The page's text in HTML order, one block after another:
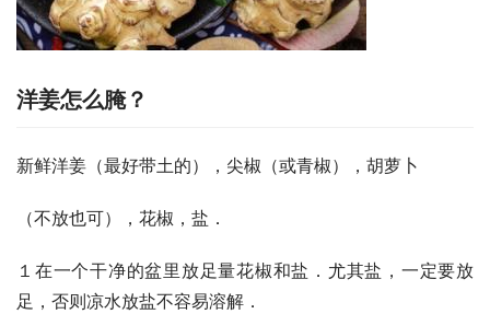
洋姜怎么腌？
新鲜洋姜（最好带土的），尖椒（或青椒），胡萝卜
（不放也可），花椒，盐．
１在一个干净的盆里放足量花椒和盐．尤其盐，一定要放
足，否则凉水放盐不容易溶解．